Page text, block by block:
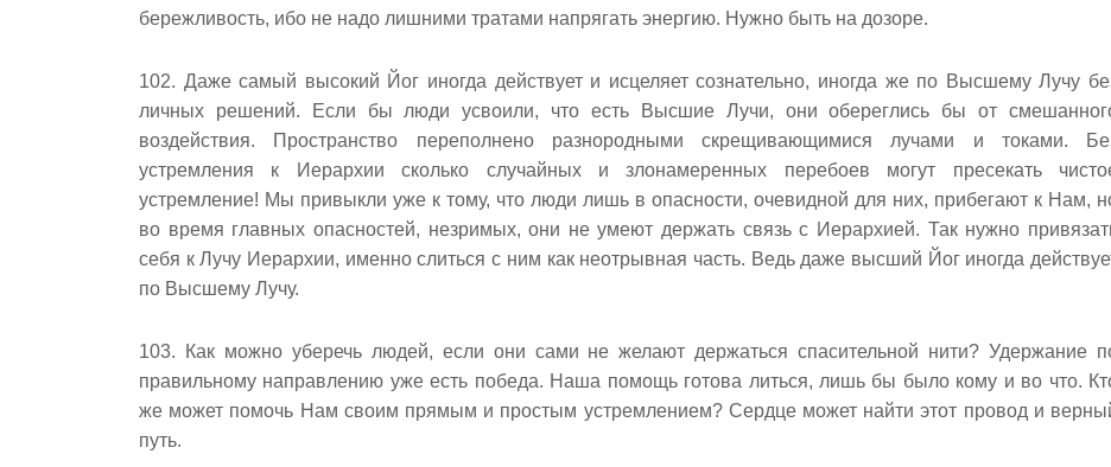
бережливость, ибо не надо лишними тратами напрягать энергию. Нужно быть на дозоре.
102. Даже самый высокий Йог иногда действует и исцеляет сознательно, иногда же по Высшему Лучу
личных решений. Если бы люди усвоили, что есть Высшие Лучи, они обереглись бы от
воздействия. Пространство переполнено разнородными скрещивающимися лучами и токами.
устремления к Иерархии сколько случайных и злонамеренных перебоев могут пресекать
устремление! Мы привыкли уже к тому, что люди лишь в опасности, очевидной для них, прибегают к Нам,
во время главных опасностей, незримых, они не умеют держать связь с Иерархией. Так нужно
себя к Лучу Иерархии, именно слиться с ним как неотрывная часть. Ведь даже высший Йог иногда
по Высшему Лучу.
103. Как можно уберечь людей, если они сами не желают держаться спасительной нити? Удержание
правильному направлению уже есть победа. Наша помощь готова литься, лишь бы было кому и во что.
же может помочь Нам своим прямым и простым устремлением? Сердце может найти этот провод и
путь.